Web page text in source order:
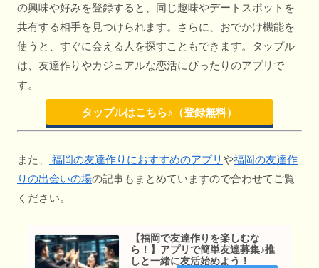
の興味や好みを登録すると、同じ趣味やデートスポットを
共有する相手を見つけられます。さらに、おでかけ機能を
使うと、すぐに会える人を探すこともできます。タップル
は、友達作りやカジュアルな恋活にぴったりのアプリで
す。
タップルはこちら♪（登録無料）
また、 福岡の友達作りにおすすめのアプリ や福岡の友達作
りの出会いの場の記事もまとめていますので合わせてご覧
ください。
【福岡で友達作りを楽しむな
ら！】アプリで簡単友達募集♪推
しと一緒に友活始めよう！